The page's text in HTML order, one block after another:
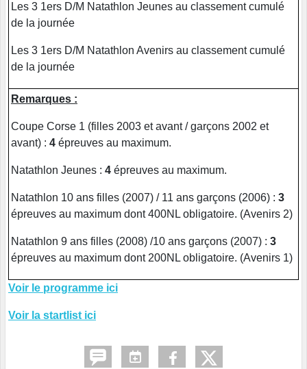
Les 3 1ers D/M Natathlon Jeunes au classement cumulé
de la journée
Les 3 1ers D/M Natathlon Avenirs au classement cumulé
de la journée
Remarques :
Coupe Corse 1 (filles 2003 et avant / garçons 2002 et
avant) : 4 épreuves au maximum.
Natathlon Jeunes : 4 épreuves au maximum.
Natathlon 10 ans filles (2007) / 11 ans garçons (2006) : 3
épreuves au maximum dont 400NL obligatoire. (Avenirs 2)
Natathlon 9 ans filles (2008) /10 ans garçons (2007) : 3
épreuves au maximum dont 200NL obligatoire. (Avenirs 1)
Voir le programme ici
Voir la startlist ici